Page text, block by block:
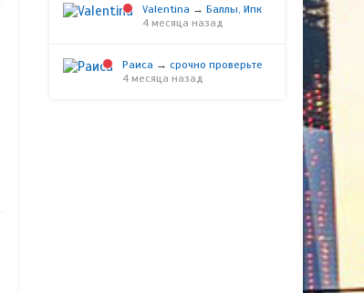
Valentina →Баллы, Ипк
4 месяца назад
Раиса →срочно проверьте
4 месяца назад